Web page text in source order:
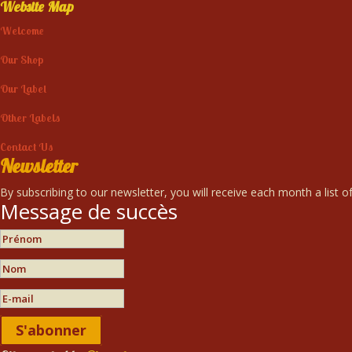
Website Map
Welcome
Our Shop
Our Label
Other Labels
Contact Us
Newsletter
By subscribing to our newsletter, you will receive each month a list
Message de succès
S'abonner